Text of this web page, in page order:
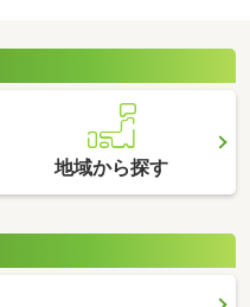
地域から探す